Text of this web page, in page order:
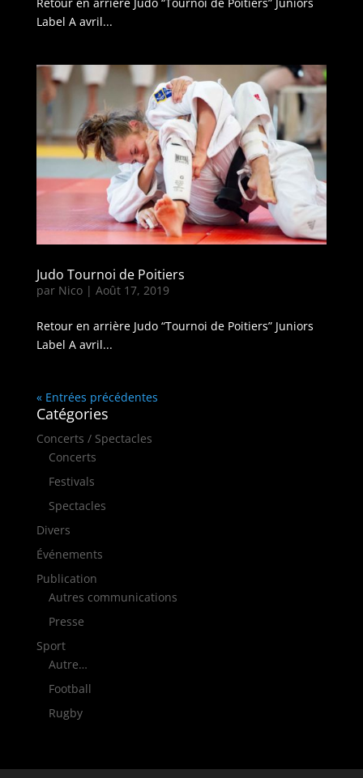
Label A avril...
Judo Tournoi de Poitiers
par Nico| Août 17, 2019
Retour en arrière Judo “Tournoi de Poitiers” Juniors
Label A avril...
« Entrées précédentes
Catégories
Concerts / Spectacles
Concerts
Festivals
Spectacles
Divers
Événements
Publication
Autres communications
Presse
Sport
Autre…
Football
Rugby